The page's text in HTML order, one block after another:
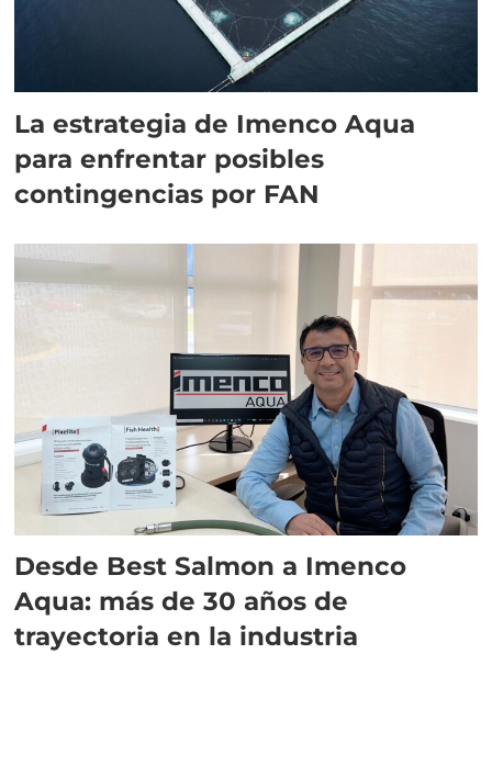
La estrategia de Imenco Aqua
para enfrentar posibles
contingencias por FAN
Desde Best Salmon a Imenco
Aqua: más de 30 años de
trayectoria en la industria